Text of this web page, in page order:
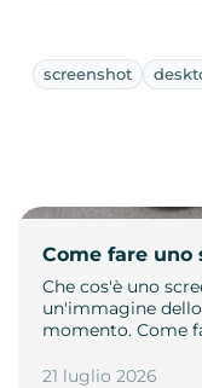
screenshot
Come fare uno
Che cos'è uno
un'immagine
momento. Come
21 luglio 2026